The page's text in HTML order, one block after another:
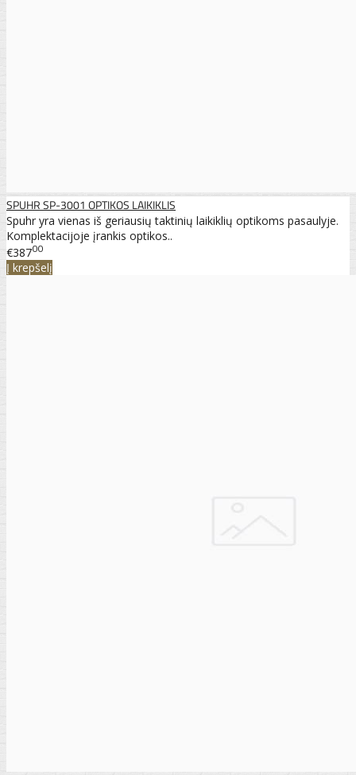
SPUHR SP-3001 OPTIKOS LAIKIKLIS
Spuhr yra vienas iš geriausių taktinių laikiklių optikoms pasaulyje.
Komplektacijoje įrankis optikos..
€38700
Į krepšelį